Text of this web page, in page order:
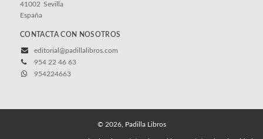
41002 Sevilla
España
CONTACTA CON NOSOTROS
editorial@padillalibros.com
954 22 46 63
954224663
© 2026, Padilla Libros